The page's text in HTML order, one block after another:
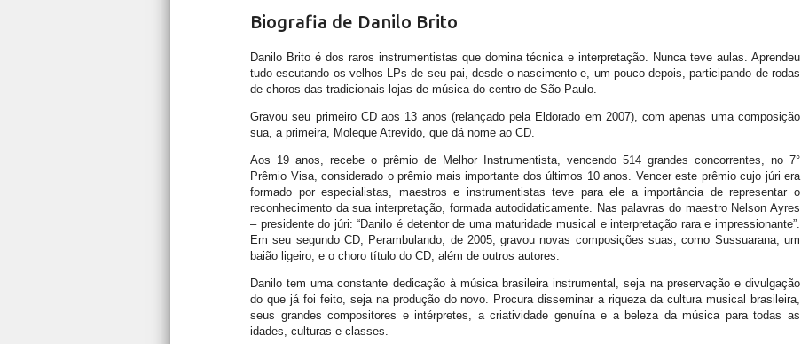
Biografia de Danilo Brito
Danilo Brito é dos raros instrumentistas que domina técnica e interpretação. Nunca teve aulas. Aprendeu
tudo escutando os velhos LPs de seu pai, desde o nascimento e, um pouco depois, participando de rodas
de choros das tradicionais lojas de música do centro de São Paulo.
Gravou seu primeiro CD aos 13 anos (relançado pela Eldorado em 2007), com apenas uma composição
sua, a primeira, Moleque Atrevido, que dá nome ao CD.
Aos 19 anos, recebe o prêmio de Melhor Instrumentista, vencendo 514 grandes concorrentes, no 7°
Prêmio Visa, considerado o prêmio mais importante dos últimos 10 anos. Vencer este prêmio cujo júri era
formado por especialistas, maestros e instrumentistas teve para ele a importância de representar o
reconhecimento da sua interpretação, formada autodidaticamente. Nas palavras do maestro Nelson Ayres
– presidente do júri: “Danilo é detentor de uma maturidade musical e interpretação rara e impressionante”.
Em seu segundo CD, Perambulando, de 2005, gravou novas composições suas, como Sussuarana, um
baião ligeiro, e o choro título do CD; além de outros autores.
Danilo tem uma constante dedicação à música brasileira instrumental, seja na preservação e divulgação
do que já foi feito, seja na produção do novo. Procura disseminar a riqueza da cultura musical brasileira,
seus grandes compositores e intérpretes, a criatividade genuína e a beleza da música para todas as
idades, culturas e classes.